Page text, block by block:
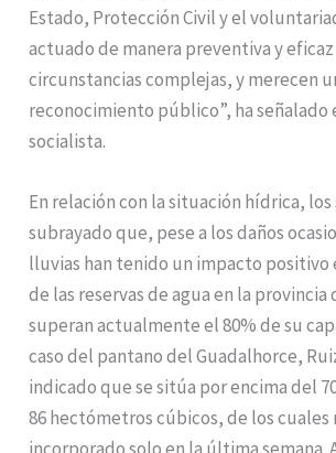
Estado, Protección Civil y el
actuado de manera preventiva y eficaz
circunstancias complejas, y merecen
reconocimiento público”, ha señalado
socialista.
En relación con la situación hídrica, los
subrayado que, pese a los daños
lluvias han tenido un impacto positivo
de las reservas de agua en la provincia
superan actualmente el 80% de su
caso del pantano del Guadalhorce,
indicado que se sitúa por encima del
86 hectómetros cúbicos, de los cuales